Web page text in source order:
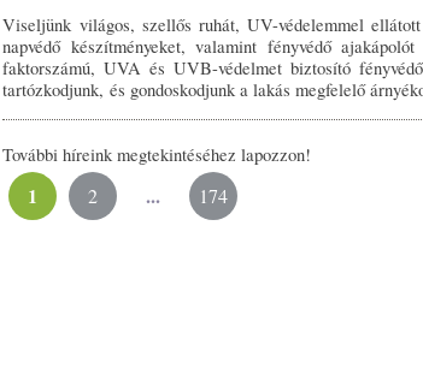
Viseljünk világos, szellős ruhát, UV-védelemmel
napvédő készítményeket, valamint fényvédő
faktorszámú, UVA és UVB-védelmet biztosító
tartózkodjunk, és gondoskodjunk a lakás megfelelő
További híreink megtekintéséhez lapozzon!
1 2 ... 174